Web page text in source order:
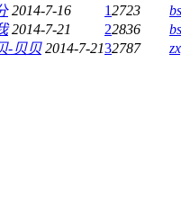
2014-7-16 12723
2014-7-21 22836
-贝贝 2014-7-2132787